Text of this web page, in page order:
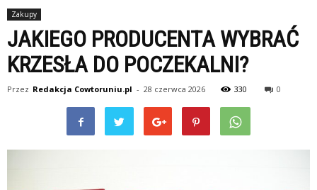
Zakupy
JAKIEGO PRODUCENTA WYBRAĆ
KRZESŁA DO POCZEKALNI?
Przez Redakcja Cowtoruniu.pl - 28 czerwca 2026 330 0